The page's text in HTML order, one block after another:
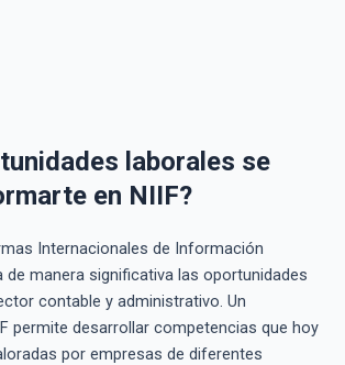
laborales se
en NIIF?
Internacionales de Información
de manera significativa las oportunidades
contable y administrativo. Un
permite desarrollar competencias que hoy
por empresas de diferentes